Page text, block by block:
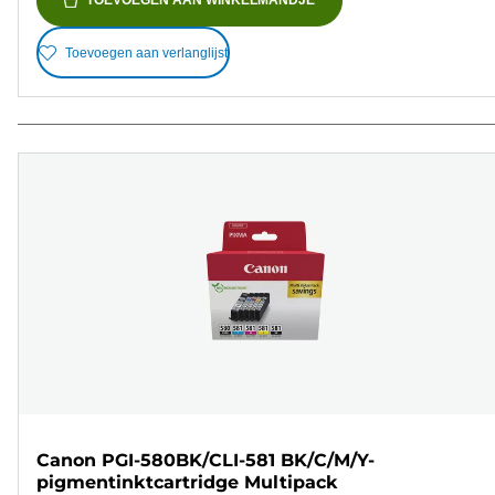
Toevoegen aan verlanglijst
Canon PGI-580BK/CLI-581 BK/C/M/Y-
pigmentinktcartridge Multipack